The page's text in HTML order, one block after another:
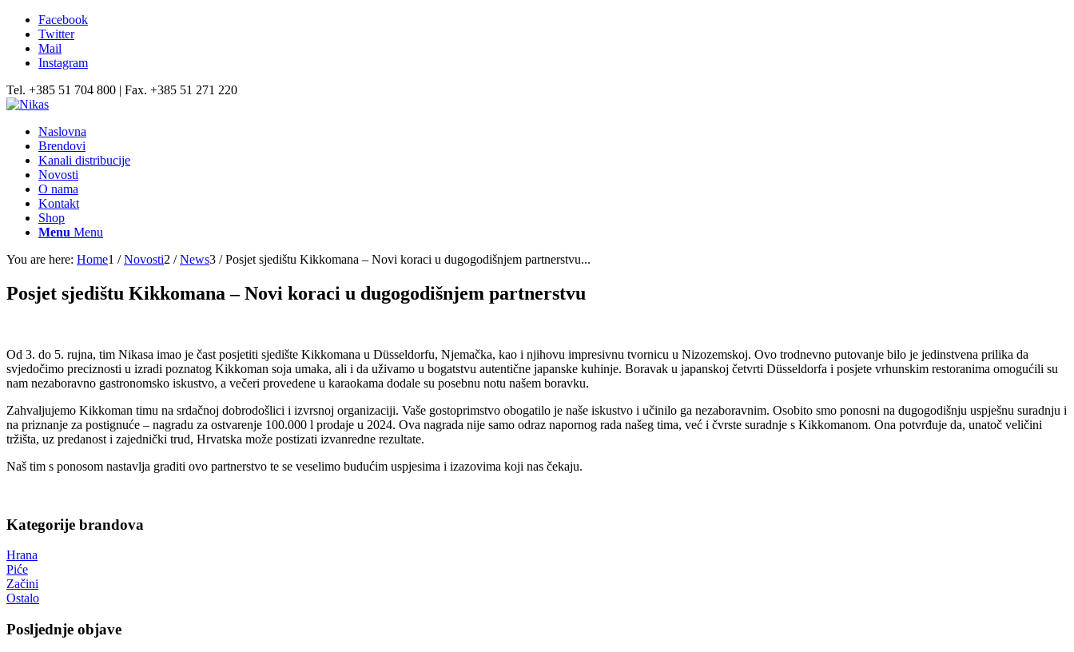
Facebook
Twitter
Mail
Instagram
Tel. +385 51 704 800 | Fax. +385 51 271 220
Naslovna
Brendovi
Kanali distribucije
Novosti
O nama
Kontakt
Shop
Menu Menu
You are here: Home1 / Novosti2 / News3 / Posjet sjedištu Kikkomana – Novi koraci u dugogodišnjem partnerstvu...
Posjet sjedištu Kikkomana – Novi koraci u dugogodišnjem partnerstvu
Od 3. do 5. rujna, tim Nikasa imao je čast posjetiti sjedište Kikkomana u Düsseldorfu, Njemačka, kao i njihovu impresivnu tvornicu u Nizozemskoj. Ovo trodnevno putovanje bilo je jedinstvena prilika da
svjedočimo preciznosti u izradi poznatog Kikkoman soja umaka, ali i da uživamo u bogatstvu autentične japanske kuhinje. Boravak u japanskoj četvrti Düsseldorfa i posjete vrhunskim restoranima omogućili su
nam nezaboravno gastronomsko iskustvo, a večeri provedene u karaokama dodale su posebnu notu našem boravku.
Zahvaljujemo Kikkoman timu na srdačnoj dobrodošlici i izvrsnoj organizaciji. Vaše gostoprimstvo obogatilo je naše iskustvo i učinilo ga nezaboravnim. Osobito smo ponosni na dugogodišnju uspješnu suradnju i
na priznanje za postignuće – nagradu za ostvarenje 100.000 l prodaje u 2024. Ova nagrada nije samo odraz napornog rada našeg tima, već i čvrste suradnje s Kikkomanom. Ona potvrđuje da, unatoč veličini
tržišta, uz predanost i zajednički trud, Hrvatska može postizati izvanredne rezultate.
Naš tim s ponosom nastavlja graditi ovo partnerstvo te se veselimo budućim uspjesima i izazovima koji nas čekaju.
Kategorije brandova
Hrana
Piće
Začini
Ostalo
Posljednje objave